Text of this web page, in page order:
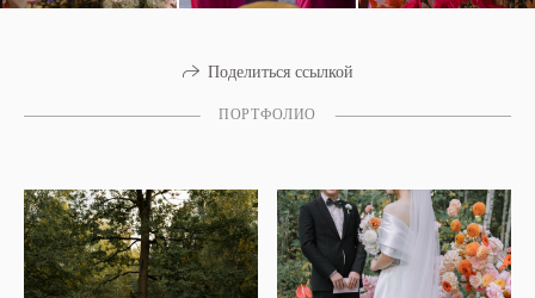
Поделиться ссылкой
ПОРТФОЛИО